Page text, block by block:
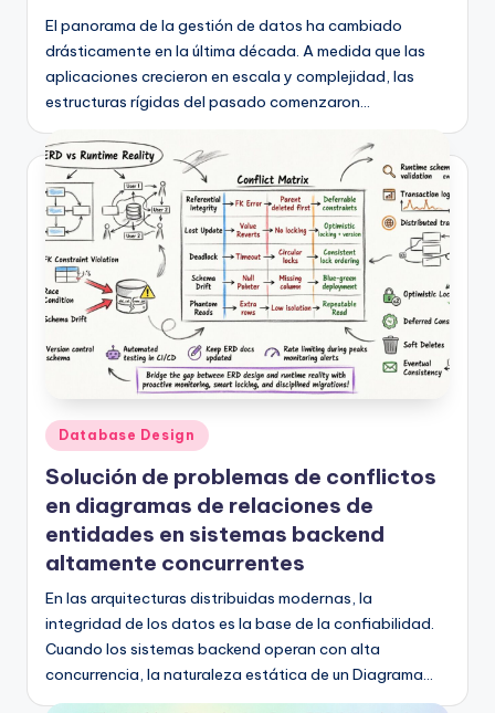
El panorama de la gestión de datos ha cambiado
drásticamente en la última década. A medida que las
aplicaciones crecieron en escala y complejidad, las
estructuras rígidas del pasado comenzaron…
Publicado
en
Database Design
Solución de problemas de conflictos
en diagramas de relaciones de
entidades en sistemas backend
altamente concurrentes
En las arquitecturas distribuidas modernas, la
integridad de los datos es la base de la confiabilidad.
Cuando los sistemas backend operan con alta
concurrencia, la naturaleza estática de un Diagrama…